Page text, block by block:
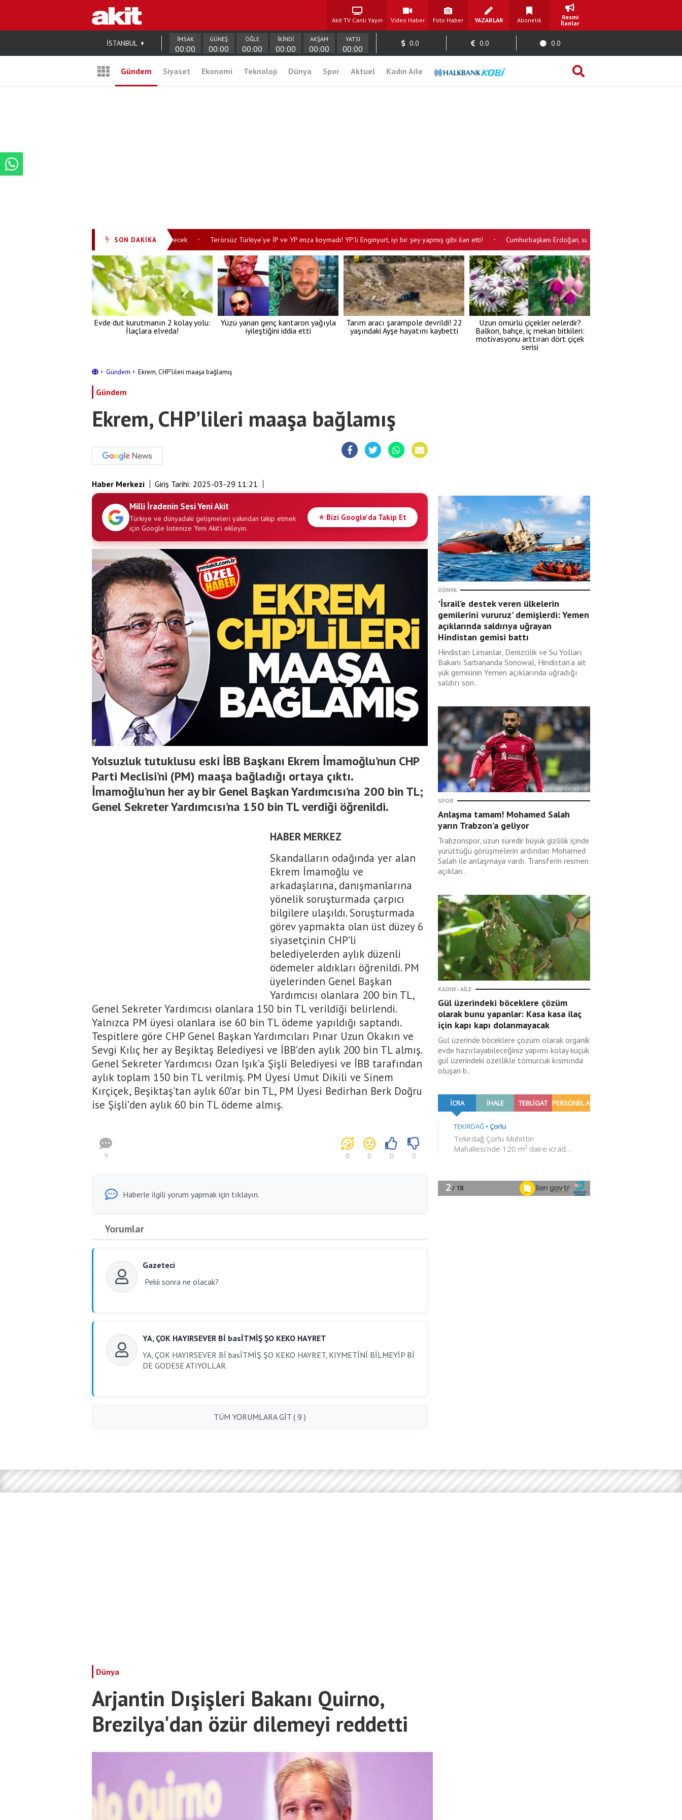
Akit TV Canlı Yayın Video Haber Foto Haber YAZARLAR Abonelik
Resmi
İlanlar
İSTANBUL İMSAK
00:00
GÜNEŞ
00:00
ÖĞLE
00:00
İKİNDİ
00:00
AKŞAM
00:00
YATSI
00:00
0.0 0.0 0.0
Gündem Siyaset Ekonomi Teknoloji Dünya Spor Aktuel Kadın Aile
SON DAKİKA
ilişkin paylaşım: Milli birliğimizi perçinleyecek • Terörsüz Türkiye’ye İP ve YP imza koymadı! YP’li Enginyurt, iyi bir şey yapmış gibi ilan etti! • Cumhurbaşkanı Erdoğan, suikastçı FETÖ'cü Burkay Karatepe'den
Evde dut kurutmanın 2 kolay yolu:
İlaçlara elveda!
Yüzü yanan genç kantaron yağıyla
iyileştiğini iddia etti
Tarım aracı şarampole devrildi! 22
yaşındaki Ayşe hayatını kaybetti
Uzun ömürlü çiçekler nelerdir?
Balkon, bahçe, iç mekan bitkileri:
motivasyonu arttıran dört çiçek
serisi
Gündem Ekrem, CHP’lileri maaşa bağlamış
Gündem
Ekrem, CHP’lileri maaşa bağlamış
Haber Merkezi Giriş Tarihi: 2025-03-29 11:21
Milli İradenin Sesi Yeni Akit
Türkiye ve dünyadaki gelişmeleri yakından takip etmek
için Google listenize Yeni Akit'i ekleyin.
⭐ Bizi Google'da Takip Et
Yolsuzluk tutuklusu eski İBB Başkanı Ekrem İmamoğlu’nun CHP
Parti Meclisi’ni (PM) maaşa bağladığı ortaya çıktı.
İmamoğlu’nun her ay bir Genel Başkan Yardımcısı’na 200 bin TL;
Genel Sekreter Yardımcısı’na 150 bin TL verdiği öğrenildi.
HABER MERKEZ
Skandalların odağında yer alan
Ekrem İmamoğlu ve
arkadaşlarına, danışmanlarına
yönelik soruşturmada çarpıcı
bilgilere ulaşıldı. Soruşturmada
görev yapmakta olan üst düzey 6
siyasetçinin CHP’li
belediyelerden aylık düzenli
ödemeler aldıkları öğrenildi. PM
üyelerinden Genel Başkan
Yardımcısı olanlara 200 bin TL,
Genel Sekreter Yardımcısı olanlara 150 bin TL verildiği belirlendi.
Yalnızca PM üyesi olanlara ise 60 bin TL ödeme yapıldığı saptandı.
Tespitlere göre CHP Genel Başkan Yardımcıları Pınar Uzun Okakın ve
Sevgi Kılıç her ay Beşiktaş Belediyesi ve İBB’den aylık 200 bin TL almış.
Genel Sekreter Yardımcısı Ozan Işık’a Şişli Belediyesi ve İBB tarafından
aylık toplam 150 bin TL verilmiş. PM Üyesi Umut Dikili ve Sinem
Kırçiçek, Beşiktaş’tan aylık 60’ar bin TL, PM Üyesi Bedirhan Berk Doğru
ise Şişli’den aylık 60 bin TL ödeme almış.
9 0 0 0 0
Haberle ilgili yorum yapmak için tıklayın.
Yorumlar
Gazeteci
Pekii sonra ne olacak?
YA, ÇOK HAYIRSEVER Bİ basİTMİŞ ŞO KEKO HAYRET
YA, ÇOK HAYIRSEVER Bİ basİTMİŞ ŞO KEKO HAYRET, KIYMETİNİ BİLMEYİP Bİ
DE GODESE ATIYOLLAR.
TÜM YORUMLARA GİT ( 9 )
DÜNYA
'İsrail’e destek veren ülkelerin
gemilerini vururuz' demişlerdi: Yemen
açıklarında saldırıya uğrayan
Hindistan gemisi battı
Hindistan Limanlar, Denizcilik ve Su Yolları
Bakanı Sarbananda Sonowal, Hindistan’a ait
yük gemisinin Yemen açıklarında uğradığı
saldırı son..
SPOR
Anlaşma tamam! Mohamed Salah
yarın Trabzon’a geliyor
Trabzonspor, uzun süredir büyük gizlilik içinde
yürüttüğü görüşmelerin ardından Mohamed
Salah ile anlaşmaya vardı. Transferin resmen
açıklan..
KADIN - AILE
Gül üzerindeki böceklere çözüm
olarak bunu yapanlar: Kasa kasa ilaç
için kapı kapı dolanmayacak
Gül üzerinde böceklere çözüm olarak organik
evde hazırlayabileceğiniz yapımı kolay küçük
gül üzerindeki özellikle tomurcuk kısmında
oluşan b..
Dünya
Arjantin Dışişleri Bakanı Quirno,
Brezilya'dan özür dilemeyi reddetti